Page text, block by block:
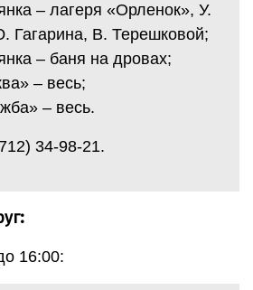
– лагеря «Орленок», У.
Гагарина, В. Терешковой;
– баня на дровах;
– весь;
– весь.
34-98-21.
16:00: